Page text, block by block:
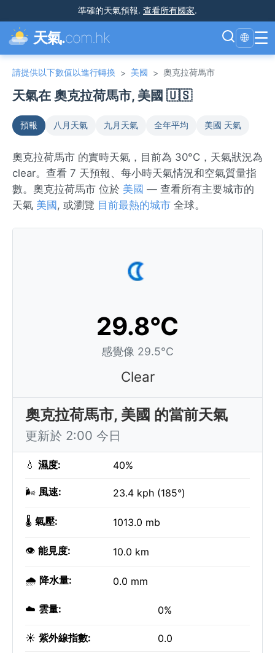
準確的天氣預報. 查看所有國家.
天氣.com.hk 🌐 ☰
請提供以下數值以進行轉換 > 美國 > 奧克拉荷馬市
天氣在 奧克拉荷馬市, 美國 🇺🇸
預報 八月天氣 九月天氣 全年平均 美國 天氣
奧克拉荷馬市 的實時天氣，目前為 30°C，天氣狀況為
clear。查看 7 天預報、每小時天氣情況和空氣質量指
數。奧克拉荷馬市 位於 美國 — 查看所有主要城市的
天氣 美國 , 或瀏覽 目前最熱的城市 全球。
29.8°C
感覺像 29.5°C
Clear
奧克拉荷馬市, 美國 的當前天氣
更新於 2:00 今日
💧 濕度: 40%
🌬️ 風速: 23.4 kph (185°)
🌡️ 氣壓: 1013.0 mb
👁️ 能見度: 10.0 km
🌧️ 降水量: 0.0 mm
☁️ 雲量: 0%
☀️ 紫外線指數: 0.0